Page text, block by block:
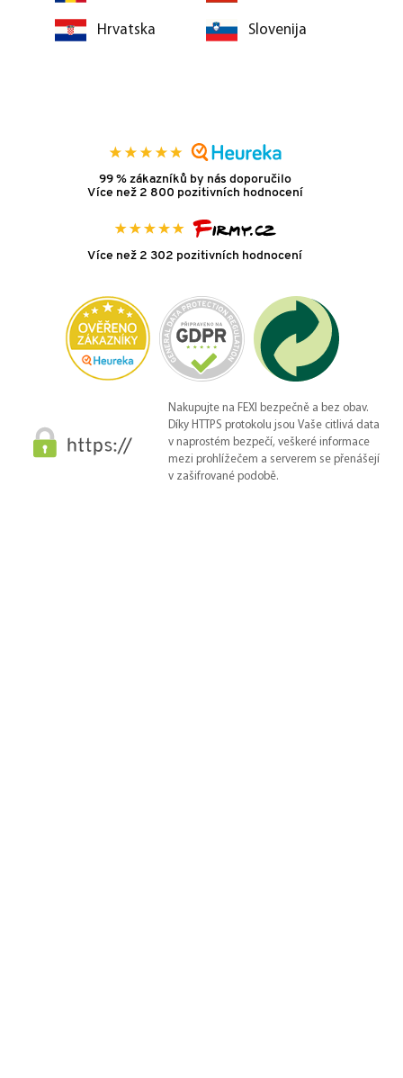
Hrvatska Slovenija
99 % zákazníků by nás doporučilo
Více než 2 800 pozitivních hodnocení
Více než 2 302 pozitivních hodnocení
Nakupujte na FEXI bezpečně a bez obav.
Díky HTTPS protokolu jsou Vaše citlivá data
v naprostém bezpečí, veškeré informace
mezi prohlížečem a serverem se přenášejí
v zašifrované podobě.